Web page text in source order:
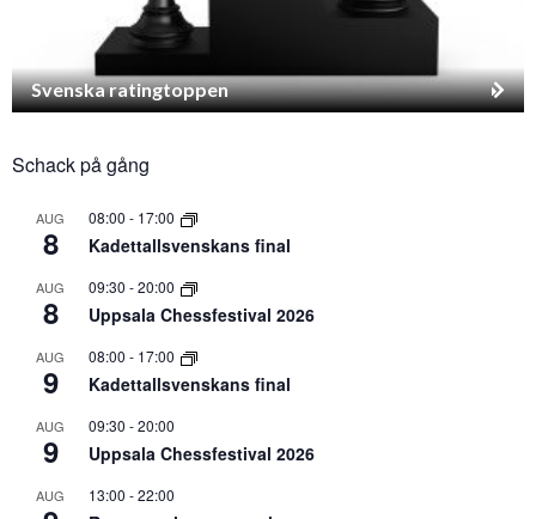
Svenska ratingtoppen
Schack på gång
AUG
8
08:00 - 17:00
Kadettallsvenskans final
AUG
8
09:30 -20:00
Uppsala Chessfestival 2026
AUG
9
08:00 - 17:00
Kadettallsvenskans final
AUG
9
09:30 -20:00
Uppsala Chessfestival 2026
AUG 13:00 -22:00